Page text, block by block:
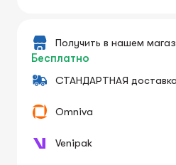
Получить в нашем
Бесплатно
СТАНДАРТНАЯ
Omniva
Venipak